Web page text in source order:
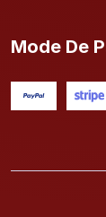
Mode De